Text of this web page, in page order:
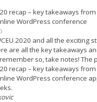
recap – key takeaways
WordPress conference
2020 and all the exciting
are all the key takeaways
so, take notes! The
recap – key takeaways
WordPress conference